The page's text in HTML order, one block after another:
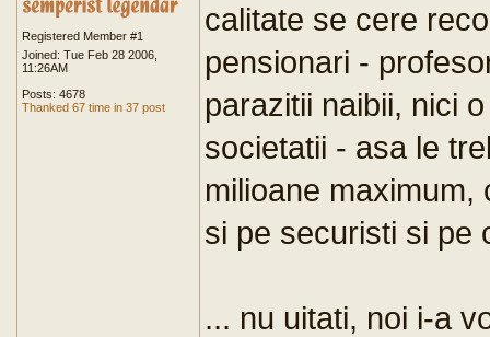
Registered Member #1
Joined: Tue Feb 28 2006,
11:26AM
Posts: 4678
Thanked 67 time in 37 post
calitate se cere
pensionari -
parazitii naibii, nici
societatii - asa le
milioane
si pe securisti si pe
... nu uitati, noi i-a